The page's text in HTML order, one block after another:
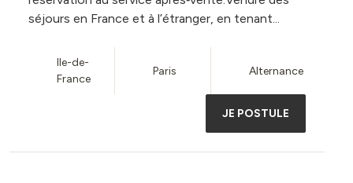
séjours en France et à l’étranger, en tenant...
Ile-de-
France
Paris Alternance
JE POSTULE